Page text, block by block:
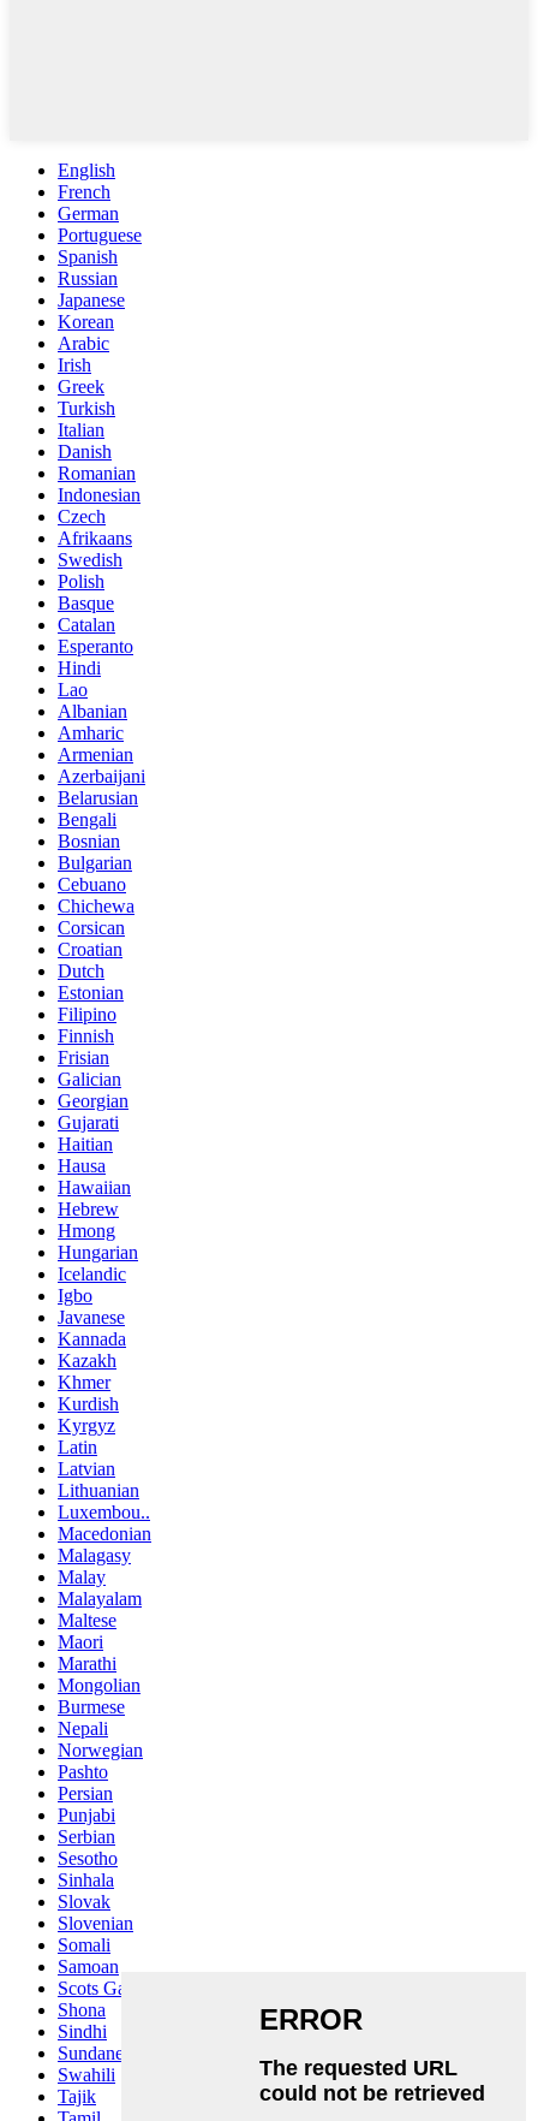
English
French
German
Portuguese
Spanish
Russian
Japanese
Korean
Arabic
Irish
Greek
Turkish
Italian
Danish
Romanian
Indonesian
Czech
Afrikaans
Swedish
Polish
Basque
Catalan
Esperanto
Hindi
Lao
Albanian
Amharic
Armenian
Azerbaijani
Belarusian
Bengali
Bosnian
Bulgarian
Cebuano
Chichewa
Corsican
Croatian
Dutch
Estonian
Filipino
Finnish
Frisian
Galician
Georgian
Gujarati
Haitian
Hausa
Hawaiian
Hebrew
Hmong
Hungarian
Icelandic
Igbo
Javanese
Kannada
Kazakh
Khmer
Kurdish
Kyrgyz
Latin
Latvian
Lithuanian
Luxembou..
Macedonian
Malagasy
Malay
Malayalam
Maltese
Maori
Marathi
Mongolian
Burmese
Nepali
Norwegian
Pashto
Persian
Punjabi
Serbian
Sesotho
Sinhala
Slovak
Slovenian
Somali
Samoan
Scots Gaelic
Shona
Sindhi
Sundanese
Swahili
Tajik